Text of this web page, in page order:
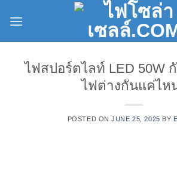
ไฟสปอร์ตไลท์ LED 50W
ไฟต่างกันแค่ไห
POSTED ONJUNE 25, 2025 BY